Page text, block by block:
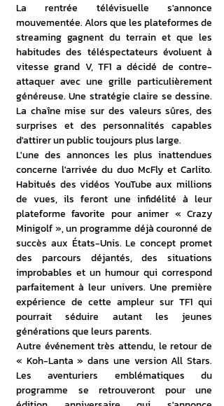
La rentrée télévisuelle s'annonce
mouvementée. Alors que les plateformes de
streaming gagnent du terrain et que les
habitudes des téléspectateurs évoluent à
vitesse grand V, TF1 a décidé de contre-
attaquer avec une grille particulièrement
généreuse. Une stratégie claire se dessine.
La chaîne mise sur des valeurs sûres, des
surprises et des personnalités capables
d'attirer un public toujours plus large.
L'une des annonces les plus inattendues
concerne l'arrivée du duo McFly et Carlito.
Habitués des vidéos YouTube aux millions
de vues, ils feront une infidélité à leur
plateforme favorite pour animer « Crazy
Minigolf », un programme déjà couronné de
succès aux États-Unis. Le concept promet
des parcours déjantés, des situations
improbables et un humour qui correspond
parfaitement à leur univers. Une première
expérience de cette ampleur sur TF1 qui
pourrait séduire autant les jeunes
générations que leurs parents.
Autre événement très attendu, le retour de
« Koh-Lanta » dans une version All Stars.
Les aventuriers emblématiques du
programme se retrouveront pour une